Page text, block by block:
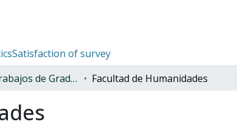
Satisfaction of survey
Tesis y Trabajos de Grado (Posgrado) Facultad de Humanidades